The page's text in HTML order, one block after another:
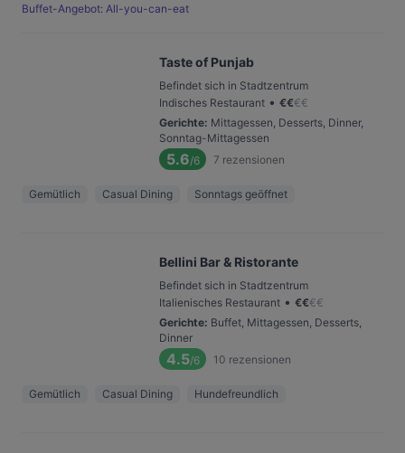
Buffet-Angebot: All-you-can-eat
Taste of Punjab
Befindet sich in Stadtzentrum
Indisches Restaurant • €€€€
Gerichte: Mittagessen, Desserts, Dinner,
Sonntag-Mittagessen
5.6/6 7 rezensionen
Gemütlich Casual Dining Sonntags geöffnet
Bellini Bar & Ristorante
Befindet sich in Stadtzentrum
Italienisches Restaurant • €€€€
Gerichte: Buffet, Mittagessen, Desserts,
Dinner
4.5/6 10 rezensionen
Gemütlich Casual Dining Hundefreundlich